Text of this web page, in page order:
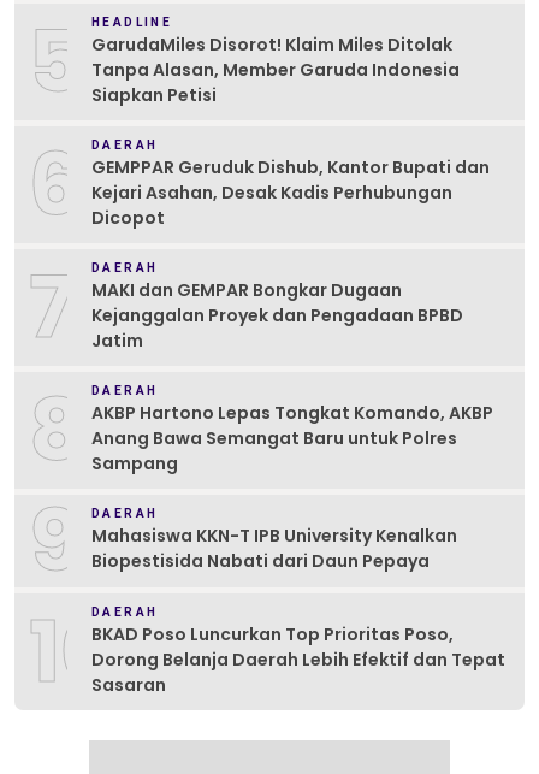
5 HEADLINE
GarudaMiles Disorot! Klaim Miles Ditolak
Tanpa Alasan, Member Garuda Indonesia
Siapkan Petisi
6 DAERAH
GEMPPAR Geruduk Dishub, Kantor Bupati dan
Kejari Asahan, Desak Kadis Perhubungan
Dicopot
7 DAERAH
MAKI dan GEMPAR Bongkar Dugaan
Kejanggalan Proyek dan Pengadaan BPBD
Jatim
8 DAERAH
AKBP Hartono Lepas Tongkat Komando, AKBP
Anang Bawa Semangat Baru untuk Polres
Sampang
9 DAERAH
Mahasiswa KKN-T IPB University Kenalkan
Biopestisida Nabati dari Daun Pepaya
10DAERAH
BKAD Poso Luncurkan Top Prioritas Poso,
Dorong Belanja Daerah Lebih Efektif dan Tepat
Sasaran